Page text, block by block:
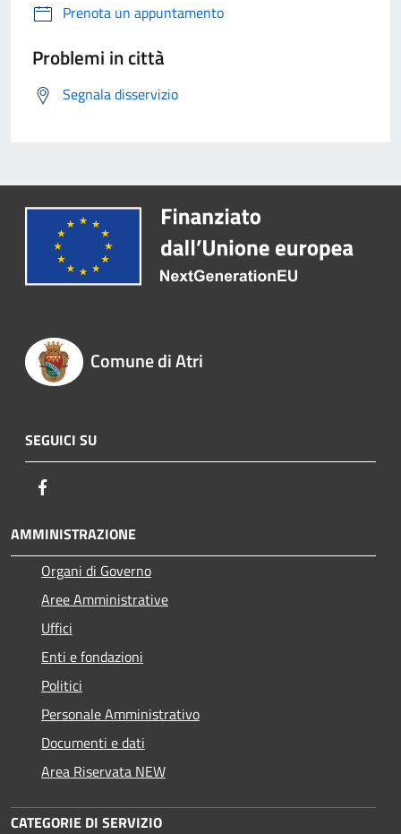
Prenota un appuntamento
Problemi in città
Segnala disservizio
Comune di Atri
SEGUICI SU
AMMINISTRAZIONE
Organi di Governo
Aree Amministrative
Uffici
Enti e fondazioni
Politici
Personale Amministrativo
Documenti e dati
Area Riservata NEW
CATEGORIE DI SERVIZIO